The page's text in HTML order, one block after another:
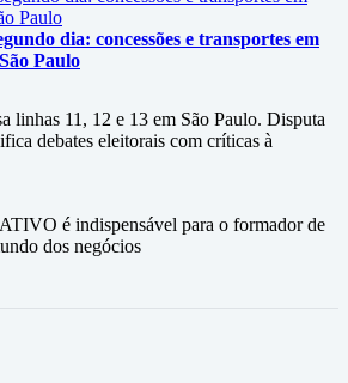
dia: concessões e transportes em
Paulo
linhas 11, 12 e 13 em São Paulo. Disputa
debates eleitorais com críticas à
é indispensável para o formador de
dos negócios